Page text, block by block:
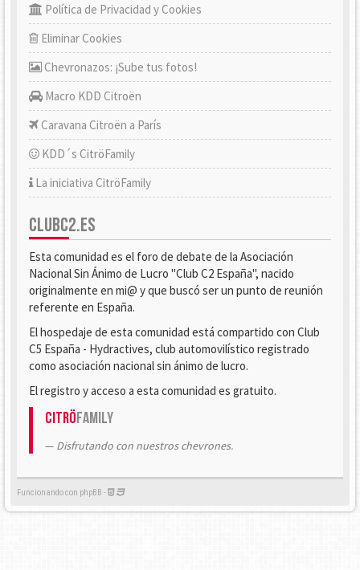
Política de Privacidad y Cookies
Eliminar Cookies
Chevronazos: ¡Sube tus fotos!
Macro KDD Citroën
Caravana Citroën a París
KDD´s CitröFamily
La iniciativa CitröFamily
CLUBC2.ES
Esta comunidad es el foro de debate de la Asociación
Nacional Sin Ánimo de Lucro "Club C2 España", nacido
originalmente en mi@ y que buscó ser un punto de reunión
referente en España.
El hospedaje de esta comunidad está compartido con Club
C5 España - Hydractives, club automovilístico registrado
como asociación nacional sin ánimo de lucro.
El registro y acceso a esta comunidad es gratuito.
CitröFamily
Disfrutando con nuestros chevrones.
Funcionando con phpBB -